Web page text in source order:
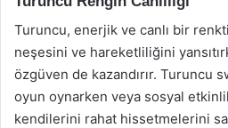
Turuncu, enerjik ve canlı bir
neşesini ve hareketliliğini
özgüven de kazandırır. Turuncu
oyun oynarken veya sosyal
kendilerini rahat hissetmelerini